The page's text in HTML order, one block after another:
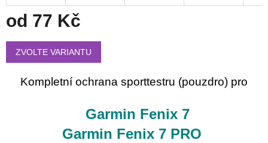
od 77 Kč
Měrná
cena:
ZVOLTE VARIANTU
Kompletní ochrana sporttestru (pouzdro) pro
Garmin Fenix 7
Garmin Fenix 7 PRO